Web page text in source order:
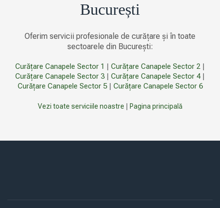
București
Oferim servicii profesionale de curățare și în toate
sectoarele din București:
Curățare Canapele Sector 1 | Curățare Canapele Sector 2 |
Curățare Canapele Sector 3 | Curățare Canapele Sector 4|
Curățare Canapele Sector 5| Curățare Canapele Sector 6
Vezi toate serviciile noastre Pagina principală